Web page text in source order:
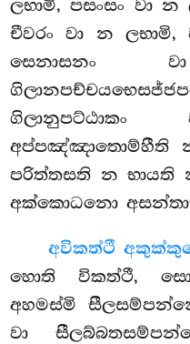
ලභාමි, පසංසං වා න
චීවරං වා න ලභාමි,
සෙනාසනං
පරිත්තසති න භායති
අක්කොධනො
අවිකත්ථී
හොති විකත්ථී,
අහමස්මි
වා